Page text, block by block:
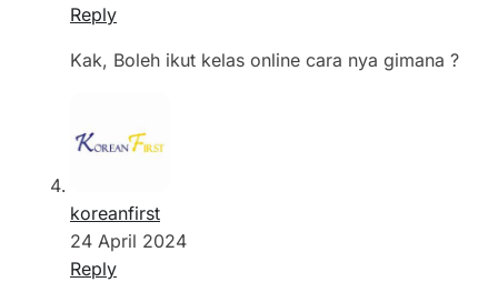
Reply
Kak, Boleh ikut kelas online cara nya gimana ?
koreanfirst
24 April 2024
Reply